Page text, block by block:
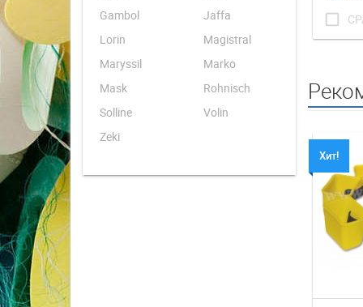
Gambol
Jaffa
Lorin
Magistral
Maryssil
Marko
Mask
Rohnisch
Solline
Volin
Zeki
check_box_outline_blank
Хит!